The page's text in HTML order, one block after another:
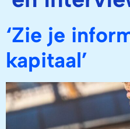
‘Zie je
kapitaal’